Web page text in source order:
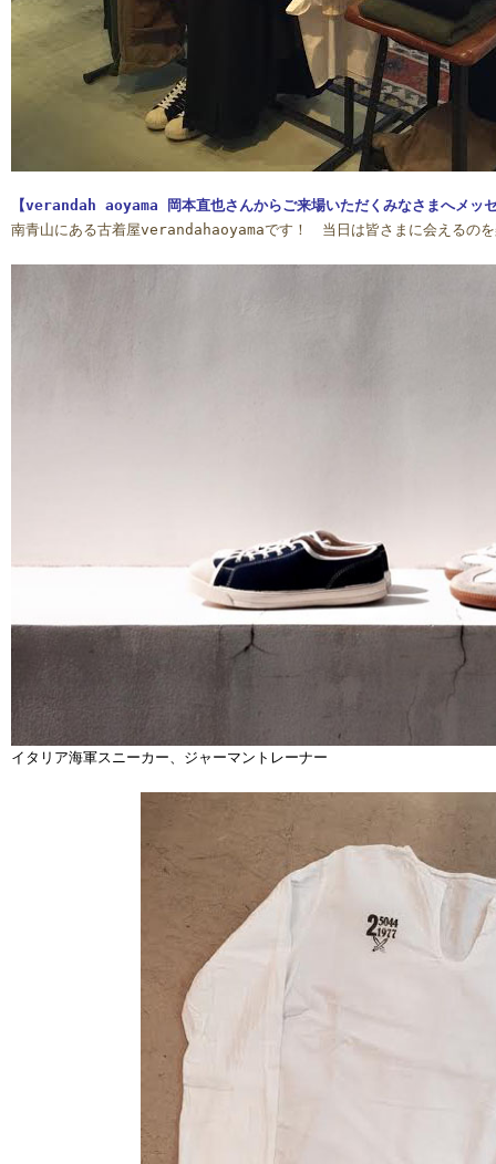
【verandah aoyama 岡本直也さんからご来場いただくみなさまへメッ
南青山にある古着屋verandahaoyamaです！ 当日は皆さまに会えるの
イタリア海軍スニーカー、ジャーマントレーナー